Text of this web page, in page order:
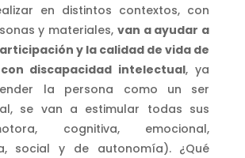
en distintos contextos, con
y materiales, van a ayudar a
y la calidad de vida de
discapacidad intelectual, ya
la persona como un ser
se van a estimular todas sus
cognitiva, emocional,
social y de autonomía). ¿Qué